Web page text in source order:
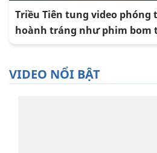
Triều Tiên tung video phóng
hoành tráng như phim bom
VIDEO NỔI BẬT